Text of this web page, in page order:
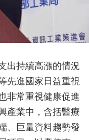
出持續高漲的情況
先進國家日益重視
非常重視健康促進
產業中，含括醫療
、巨量資料趨勢發